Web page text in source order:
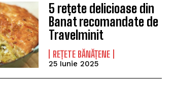
5 rețete delicioase din
Banat recomandate de
Travelminit
REȚETE BĂNĂȚENE
25 Iunie 2025